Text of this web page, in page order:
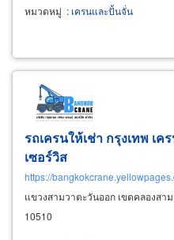
หมวดหมู่ : เครนและปั้นจั่น
รถเครนให้เช่า กรุงเทพ เค
เซอร์วิส
https://
แขวงสามวาตะวันออก เขตคลองสา
10510